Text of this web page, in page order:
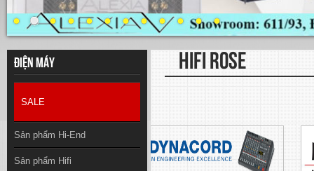
Điện máy
SALE
Sản phẩm Hi-End
Sản phẩm Hifi
HIFI ROSE